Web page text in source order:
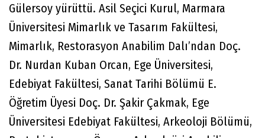
Gülersoy yürüttü. Asil Seçici Kurul, Marmara
Üniversitesi Mimarlık ve Tasarım Fakültesi,
Mimarlık, Restorasyon Anabilim Dalı’ndan Doç.
Dr. Nurdan Kuban Orcan, Ege Üniversitesi,
Edebiyat Fakültesi, Sanat Tarihi Bölümü E.
Öğretim Üyesi Doç. Dr. Şakir Çakmak, Ege
Üniversitesi Edebiyat Fakültesi, Arkeoloji Bölümü,